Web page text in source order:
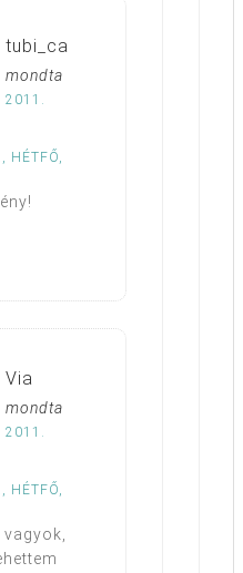
tubi_ca
mondta
2011.
HÉTFŐ,
Via
mondta
2011.
HÉTFŐ,
vagyok,